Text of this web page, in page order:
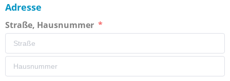
Adresse
Straße, Hausnummer